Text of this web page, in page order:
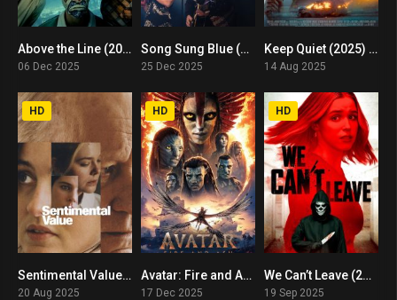
4.5Above the Line (2025) พากย์ไทย
06 Dec 2025
7.1
Song Sung Blue (2025) บทเพลงสีเศร้า
25 Dec 2025
8.2Keep Quiet (2025) พากย์ไทย
14 Aug 2025
7.7
HD
Sentimental Value (2025) ถ้าตอนนั้นยังมีเรา
20 Aug 2025
7.4
HD
Avatar: Fire and Ash (2025) อวตาร 3
17 Dec 2025
3.4
HD
We Can’t Leave (2025) พากย์ไทย
19 Sep 2025